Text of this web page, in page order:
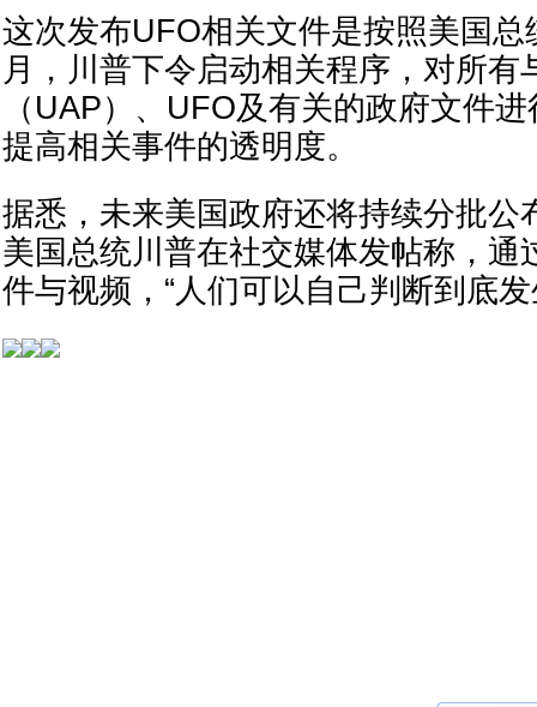
这次发布UFO相关文件是按照美国
月，川普下令启动相关程序，对所有
（UAP）、UFO及有关的政府文件
提高相关事件的透明度。
据悉，未来美国政府还将持续分批公
美国总统川普在社交媒体发帖称，通
件与视频，“人们可以自己判断到底